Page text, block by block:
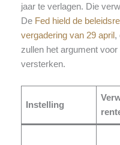
jaar te verlagen. Die
De Fed hield de
vergadering van 29 april ,
zullen het argument
versterken.
Instelling